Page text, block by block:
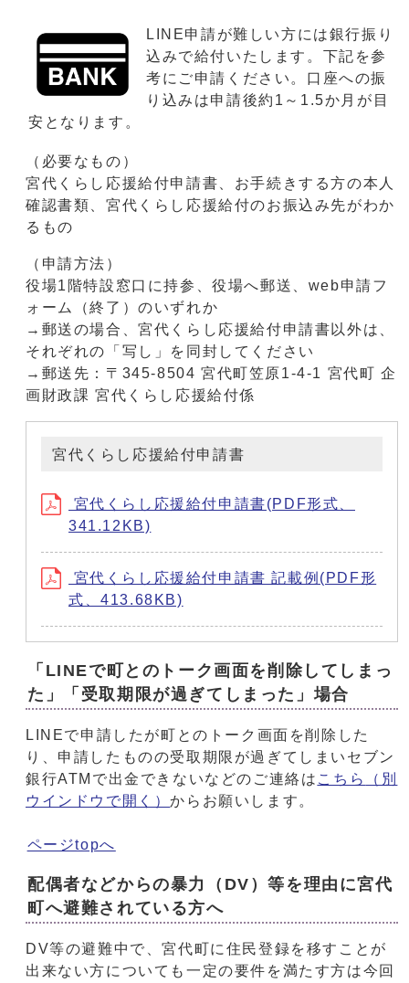
LINE申請が難しい方には銀行振り
込みで給付いたします。下記を参
考にご申請ください。口座への振
り込みは申請後約1～1.5か月が目
安となります。
（必要なもの）
宮代くらし応援給付申請書、お手続きする方の本人
確認書類、宮代くらし応援給付のお振込み先がわか
るもの
（申請方法）
役場1階特設窓口に持参、役場へ郵送、web申請フ
ォーム（終了）のいずれか
→郵送の場合、宮代くらし応援給付申請書以外は、
それぞれの「写し」を同封してください
→郵送先：〒345-8504 宮代町笠原1-4-1 宮代町 企
画財政課 宮代くらし応援給付係
宮代くらし応援給付申請書
宮代くらし応援給付申請書(PDF形式、
341.12KB)
宮代くらし応援給付申請書 記載例(PDF形
式、413.68KB)
「LINEで町とのトーク画面を削除してしまっ
た」「受取期限が過ぎてしまった」場合
LINEで申請したが町とのトーク画面を削除した
り、申請したものの受取期限が過ぎてしまいセブン
銀行ATMで出金できないなどのご連絡は こちら
（別
ウインドウで開く）からお願いします。
ページtopへ
配偶者などからの暴力（DV）等を理由に宮代
町へ避難されている方へ
DV等の避難中で、宮代町に住民登録を移すことが
出来ない方についても一定の要件を満たす方は今回